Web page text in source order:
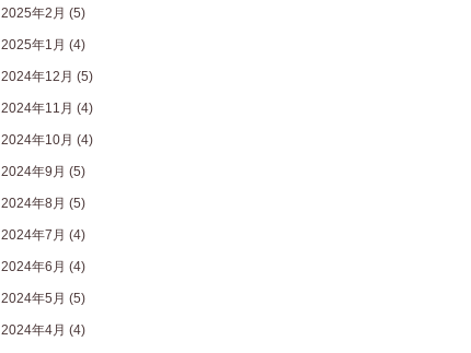
2025年2月 (5)
2025年1月 (4)
2024年12月 (5)
2024年11月 (4)
2024年10月 (4)
2024年9月 (5)
2024年8月 (5)
2024年7月 (4)
2024年6月 (4)
2024年5月 (5)
2024年4月 (4)